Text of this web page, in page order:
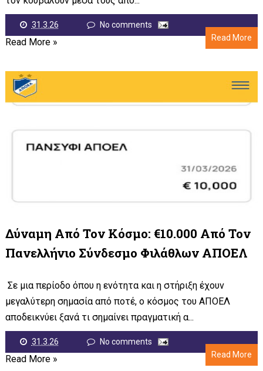
31.3.26
No comments
Read More
Read More »
Δύναμη Από Τον Κόσμο: €10.000 Από Τον
Πανελλήνιο Σύνδεσμο Φιλάθλων ΑΠΟΕΛ
Σε μια περίοδο όπου η ενότητα και η στήριξη έχουν
μεγαλύτερη σημασία από ποτέ, ο κόσμος του ΑΠΟΕΛ
αποδεικνύει ξανά τι σημαίνει πραγματική α...
31.3.26
No comments
Read More
Read More »